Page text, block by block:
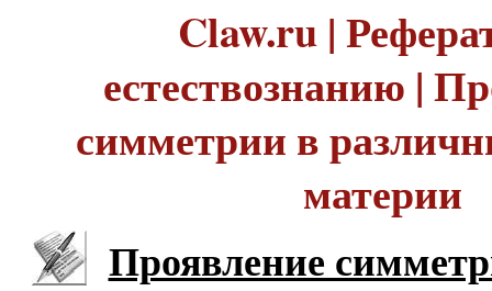
Claw.ru |
естествознанию |
симметрии в
материи
Проявление